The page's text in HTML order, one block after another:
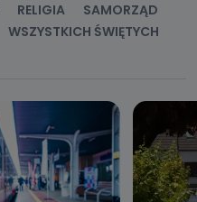
RELIGIA
SAMORZĄD
WSZYSTKICH ŚWIĘTYCH